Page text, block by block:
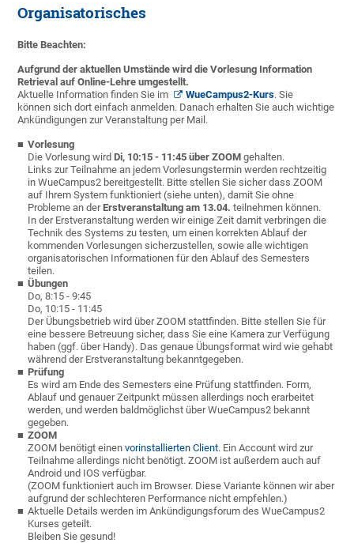
Organisatorisches
Bitte Beachten:
Aufgrund der aktuellen Umstände wird die Vorlesung Information
Retrieval auf Online-Lehre umgestellt.
Aktuelle Information finden Sie im
WueCampus2-Kurs. Sie
können sich dort einfach anmelden. Danach erhalten Sie auch wichtige
Ankündigungen zur Veranstaltung per Mail.
Vorlesung
Die Vorlesung wirdDi, 10:15 - 11:45 über ZOOM gehalten.
Links zur Teilnahme an jedem Vorlesungstermin werden rechtzeitig
in WueCampus2 bereitgestellt. Bitte stellen Sie sicher dass ZOOM
auf Ihrem System funktioniert (siehe unten), damit Sie ohne
Probleme an derErstveranstaltung am 13.04. teilnehmen können.
In der Erstveranstaltung werden wir einige Zeit damit verbringen die
Technik des Systems zu testen, um einen korrekten Ablauf der
kommenden Vorlesungen sicherzustellen, sowie alle wichtigen
organisatorischen Informationen für den Ablauf des Semesters
teilen.
Übungen
Do, 8:15 - 9:45
Do, 10:15 - 11:45
Der Übungsbetrieb wird über ZOOM stattfinden. Bitte stellen Sie für
eine bessere Betreuung sicher, dass Sie eine Kamera zur Verfügung
haben (ggf. über Handy). Das genaue Übungsformat wird wie gehabt
während der Erstveranstaltung bekanntgegeben.
Prüfung
Es wird am Ende des Semesters eine Prüfung stattfinden. Form,
Ablauf und genauer Zeitpunkt müssen allerdings noch erarbeitet
werden, und werden baldmöglichst über WueCampus2 bekannt
gegeben.
ZOOM
ZOOM benötigt einenvorinstallierten Client. Ein Account wird zur
Teilnahme allerdings nicht benötigt. ZOOM ist außerdem auch auf
Android und IOS verfügbar.
(ZOOM funktioniert auch im Browser. Diese Variante können wir aber
aufgrund der schlechteren Performance nicht empfehlen.)
Aktuelle Details werden im Ankündigungsforum des WueCampus2
Kurses geteilt.
Bleiben Sie gesund!